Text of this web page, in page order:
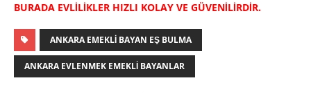
BURADA EVLİLİKLER HIZLI KOLAY VE GÜVENİLİRDİR.
ANKARA EMEKLİ BAYAN EŞ BULMA
ANKARA EVLENMEK EMEKLİ BAYANLAR